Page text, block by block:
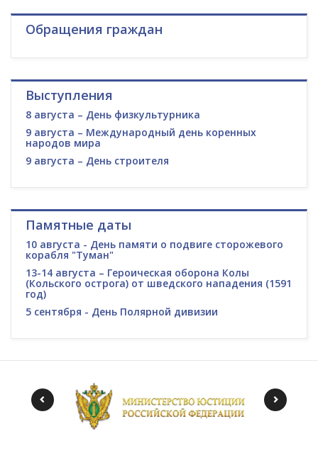
Обращения граждан
Выступления
8 августа – День физкультурника
9 августа – Международный день коренных
народов мира
9 августа – День строителя
Памятные даты
10 августа - День памяти о подвиге сторожевого
корабля "Туман"
13-14 августа – Героическая оборона Колы
(Кольского острога) от шведского нападения (1591
год)
5 сентября - День Полярной дивизии